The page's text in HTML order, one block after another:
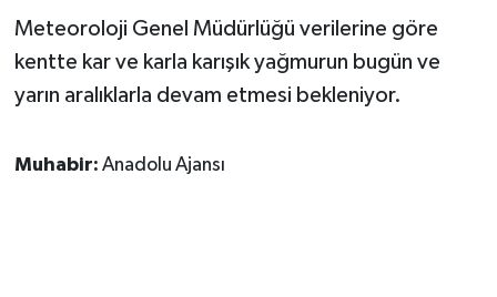
Meteoroloji Genel Müdürlüğü verilerine göre
kentte kar ve karla karışık yağmurun bugün ve
yarın aralıklarla devam etmesi bekleniyor.
Muhabir: Anadolu Ajansı